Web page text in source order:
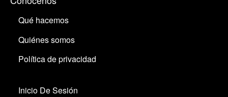
Qué hacemos
Quiénes somos
Política de privacidad
Inicio De Sesión